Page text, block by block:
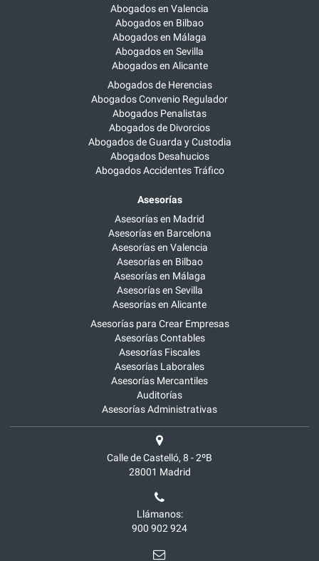
Abogados en Valencia
Abogados en Bilbao
Abogados en Málaga
Abogados en Sevilla
Abogados en Alicante
Abogados de Herencias
Abogados Convenio Regulador
Abogados Penalistas
Abogados de Divorcios
Abogados de Guarda y Custodia
Abogados Desahucios
Abogados Accidentes Tráfico
Asesorías
Asesorías en Madrid
Asesorías en Barcelona
Asesorías en Valencia
Asesorías en Bilbao
Asesorías en Málaga
Asesorías en Sevilla
Asesorías en Alicante
Asesorías para Crear Empresas
Asesorías Contables
Asesorías Fiscales
Asesorías Laborales
Asesorías Mercantiles
Auditorías
Asesorías Administrativas
Calle de Castelló, 8 - 2ºB
28001 Madrid
Llámanos:
900 902 924